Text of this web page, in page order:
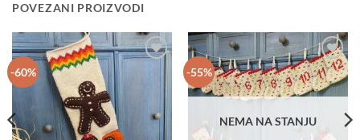
POVEZANI PROIZVODI
-60% -55%
Add to
wishlist
NEMA NA STANJU